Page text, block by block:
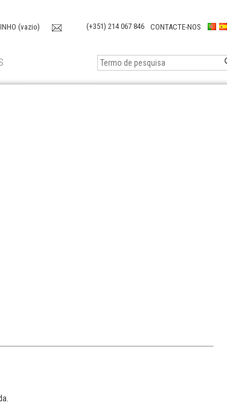
(vazio) (+351) 214 067 846 CONTACTE-NOS